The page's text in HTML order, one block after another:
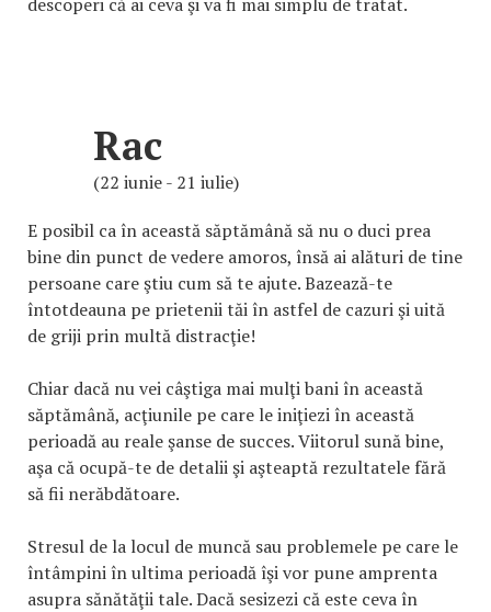
Rac
(22 iunie - 21 iulie)
E posibil ca în această săptămână să nu o duci prea
bine din punct de vedere amoros, însă ai alături de tine
persoane care ştiu cum să te ajute. Bazează-te
întotdeauna pe prietenii tăi în astfel de cazuri şi uită
de griji prin multă distracţie!
Chiar dacă nu vei câştiga mai mulţi bani în această
săptămână, acţiunile pe care le iniţiezi în această
perioadă au reale şanse de succes. Viitorul sună bine,
aşa că ocupă-te de detalii şi aşteaptă rezultatele fără
să fii nerăbdătoare.
Stresul de la locul de muncă sau problemele pe care le
întâmpini în ultima perioadă îşi vor pune amprenta
asupra sănătăţii tale. Dacă sesizezi că este ceva în